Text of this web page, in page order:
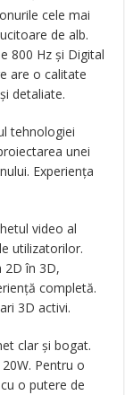
cele mai
de alb.
800 Hz și Digital
are o calitate
detaliate.
tehnologiei
unei
Experiența
video al
utilizatorilor.
2D în 3D,
completă.
3D activi.
clar și bogat.
Pentru o
o putere de